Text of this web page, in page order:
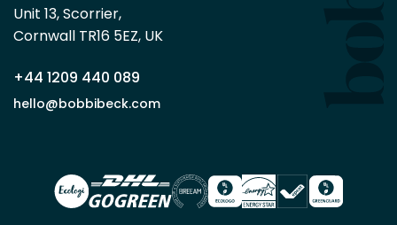
minimum
en
partenaire
commercial
Demander
un compte
Unit 13, Scorrier,
Cornwall TR16 5EZ, UK
+44 1209 440 089
hello@bobbibeck.com